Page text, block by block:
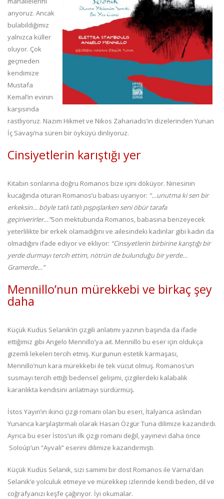
arıyoruz. Ancak
bulabildiğimiz
yalnızca küller
oluyor. Çok
geçmeden
kendimize
Mustafa
Kemal’in evinin
karşısında
rastlıyoruz. Nazım Hikmet ve Nikos Zahariadis’in dizelerinden Yunan
İç Savaşı’na süren bir öyküyü dinliyoruz.
Cinsiyetlerin karıştığı yer
Kitabın sonlarına doğru Romanos bize içini döküyor. Ninesinin
kucağında oturan Romanos’u babası uyarıyor: “…unutma ki sen bir
erkeksin… böyle tatlı tatlı pışpışlarken seni öbür tarafa
geçiriverirler…”Son mektubunda Romanos, babasına benzeyecek
yeterlilikte bir erkek olamadığını ve ailesindeki kadınlar gibi kadın da
olmadığını ifade ediyor ve ekliyor: “Cinsiyetlerin birbirine karıştığı bir
yerde durmayı tercih ettim, nötrün de bulunduğu bir yerde…
Gramerde…”
Mennillo’nun mürekkebi ve birkaç şey
daha
Küçük Kudüs Selanik’in çizgili anlatımı yazının başında da ifade
ettiğimiz gibi Angelo Mennillo’ya ait. Mennillo bu eser için oldukça
gizemli lekeleri tercih etmiş. Kurgunun estetik karmaşası,
Mennillo’nun kara mürekkebi ile tek vücut olmuş. Romanos’un
susmayı tercih ettiği bedensel gelişimi, çizgilerdeki kalabalık
karanlıkta kendisini anlatmayı sürdürmüş.
İstos Yayın’ın ikinci çizgi romanı olan bu eseri, İtalyanca aslından
Yunanca karşılaştırmalı olarak Hasan Özgür Tuna dilimize kazandırdı.
Ayrıca bu eser İstos’un ilk çizgi romanı değil, yayınevi daha önce
Soloúp’un “Ayvali” eserini dilimize kazandırmıştı.
Küçük Kudüs Selanik, sizi samimi bir dost Romanos ile Varna’dan
Selanik’e yolculuk etmeye ve mürekkep izlerinde kendi beden, dil ve
coğrafyanızı keşfe çağırıyor. İyi okumalar.